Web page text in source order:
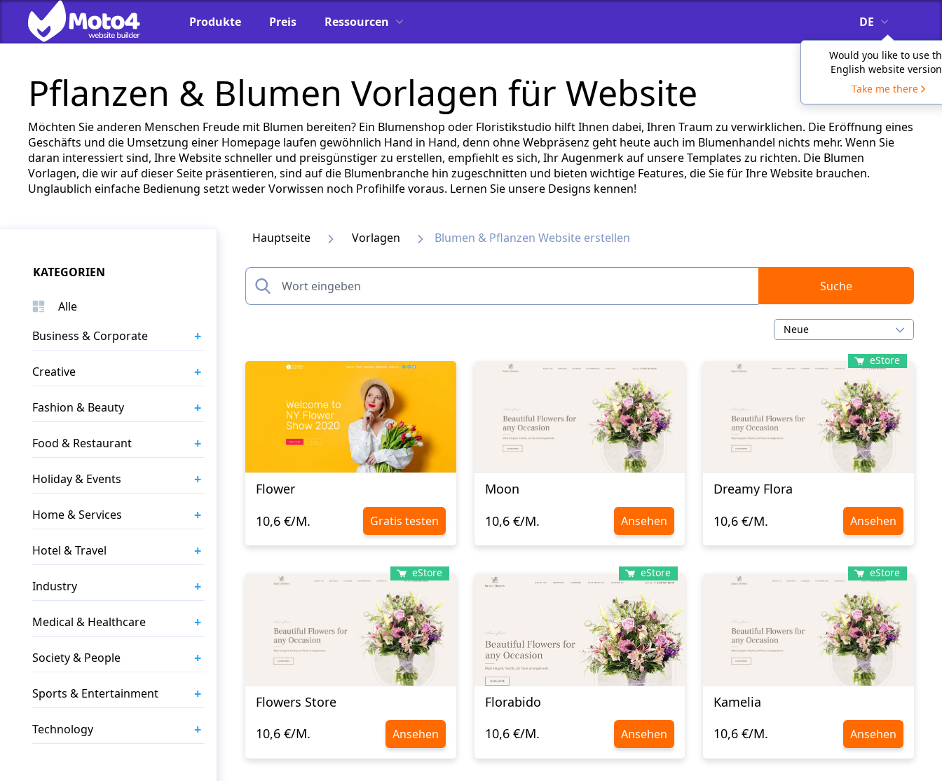
Produkte Preis Ressourcen DE
Would you like to use
English website
Take me there
Pflanzen & Blumen Vorlagen für Website
Möchten Sie anderen Menschen Freude mit Blumen bereiten? Ein Blumenshop oder Floristikstudio hilft Ihnen dabei, Ihren Traum zu verwirklichen. Die Eröffnung eines
Geschäfts und die Umsetzung einer Homepage laufen gewöhnlich Hand in Hand, denn ohne Webpräsenz geht heute auch im Blumenhandel nichts mehr. Wenn Sie
daran interessiert sind, Ihre Website schneller und preisgünstiger zu erstellen, empfiehlt es sich, Ihr Augenmerk auf unsere Templates zu richten. Die Blumen
Vorlagen, die wir auf dieser Seite präsentieren, sind auf die Blumenbranche hin zugeschnitten und bieten wichtige Features, die Sie für Ihre Website brauchen.
Unglaublich einfache Bedienung setzt weder Vorwissen noch Profihilfe voraus. Lernen Sie unsere Designs kennen!
KATEGORIEN
Alle
Business & Corporate
+
Creative +
Fashion & Beauty +
Food & Restaurant +
Holiday & Events +
Home & Services +
Hotel & Travel +
Industry +
Medical & Healthcare +
Society & People +
Sports & Entertainment +
Technology +
Hauptseite Vorlagen Blumen & Pflanzen Website erstellen
Suche
Neue
Flower
10,6 €/M.
Gratis testen
Moon
10,6 €/M.
Ansehen
eStore
Dreamy Flora
10,6 €/M.
Ansehen
eStore
Flowers Store
10,6 €/M.
Ansehen
eStore
Florabido
10,6 €/M.
Ansehen
eStore
Kamelia
10,6 €/M.
Ansehen